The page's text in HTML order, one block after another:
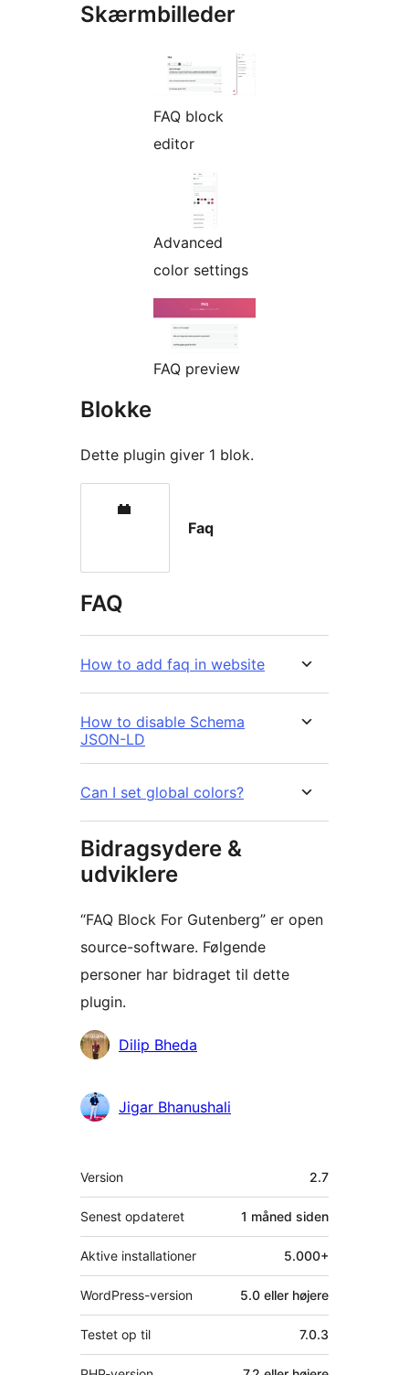
Skærmbilleder
FAQ block
editor
Advanced
color settings
FAQ preview
Blokke
Dette plugin giver 1 blok.
Faq
FAQ
How to add faq in website
How to disable Schema
JSON-LD
Can I set global colors?
Bidragsydere &
udviklere
“FAQ Block For Gutenberg” er open
source-software. Følgende
personer har bidraget til dette
plugin.
Bidragsydere
Dilip Bheda
Jigar Bhanushali
Meta
Version 2.7
Senest opdateret 1 måned siden
Aktive installationer 5.000+
WordPress-version 5.0 eller højere
Testet op til 7.0.3